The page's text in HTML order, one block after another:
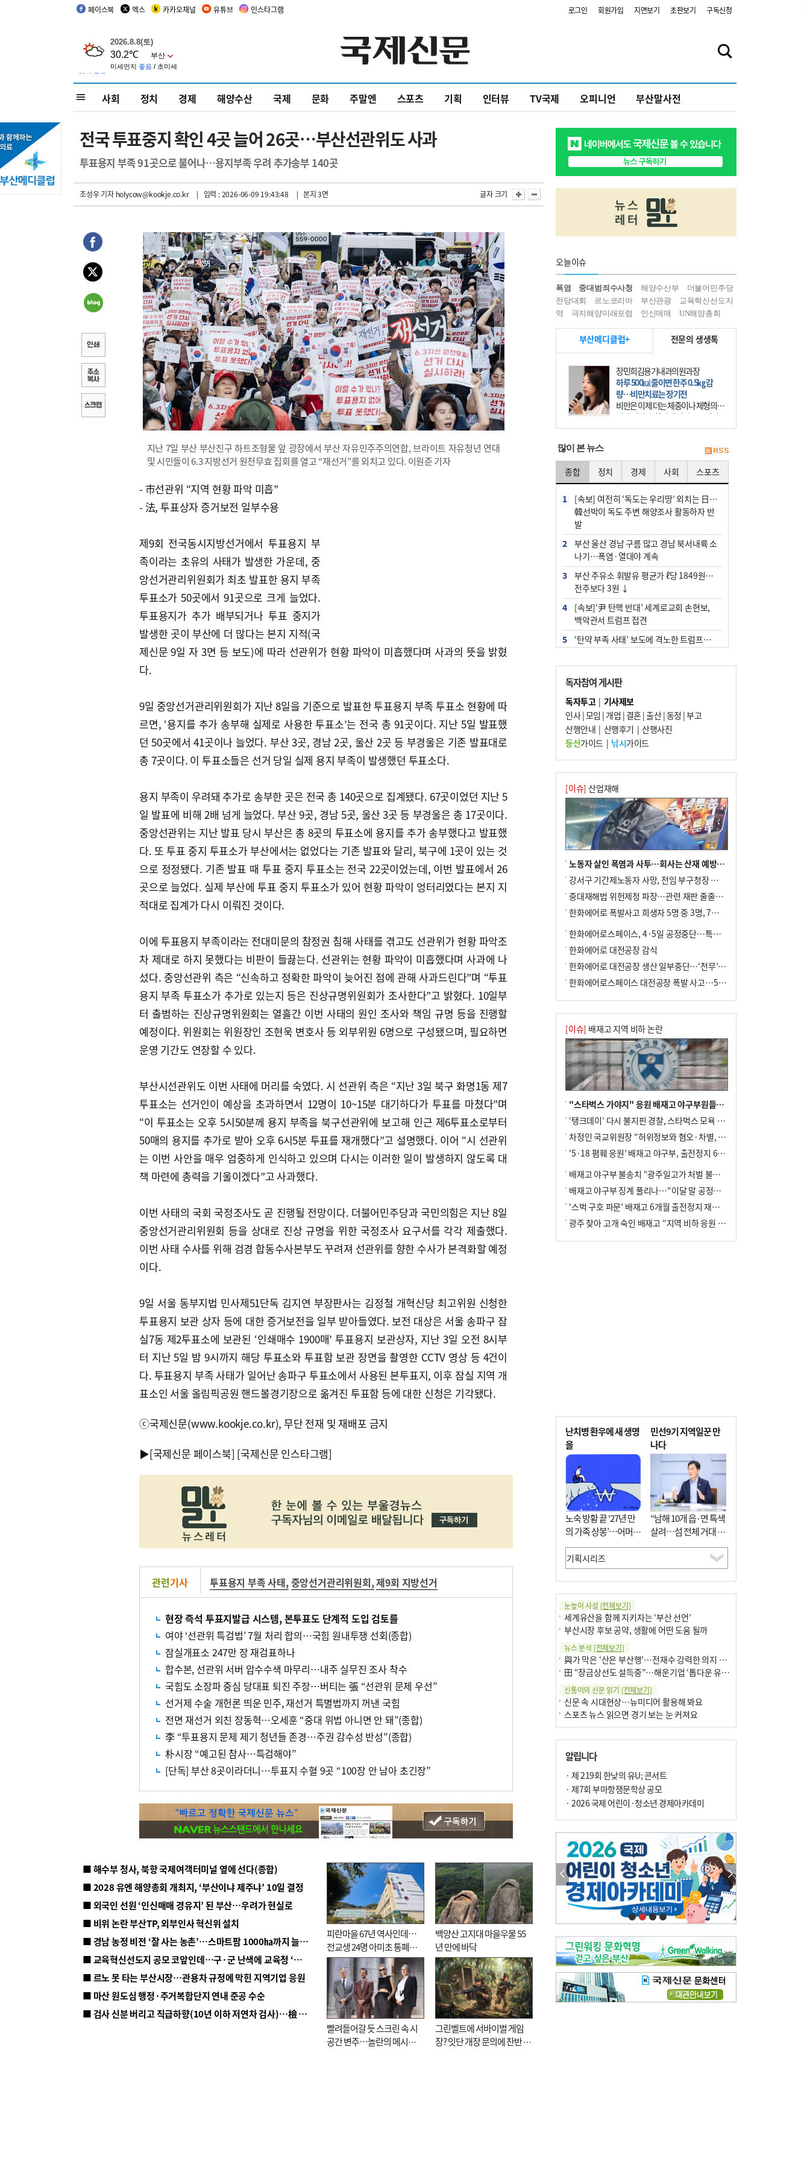
페이스북 엑스 카카오채널 유튜브 인스타그램 로그인 회원가입 지면보기 초판보기 구독신청
사회 정치 경제 해양수산 국제 문화 주말엔 스포츠 기획 인터뷰 TV국제 오피니언 부산말사전
전국 투표중지 확인 4곳 늘어 26곳…부산선관위도 사과
투표용지 부족 91곳으로 불어나…용지부족 우려 추가송부 140곳
조성우 기자holycow@kookje.co.kr | 입력 : 2026-06-09 19:43:48 | 본지 3면 글자 크기
지난 7일 부산 부산진구 하트조형물 앞 광장에서 부산 자유민주주의연합, 브라이트 자유청년 연대
및 시민들이 6.3 지방선거 원천무효 집회를 열고 “재선거”를 외치고 있다. 이원준 기자
- 市선관위 “지역 현황 파악 미흡”
- 法, 투표상자 증거보전 일부수용
제9회 전국동시지방선거에서 투표용지 부
족이라는 초유의 사태가 발생한 가운데, 중
앙선거관리위원회가 최초 발표한 용지 부족
투표소가 50곳에서 91곳으로 크게 늘었다.
투표용지가 추가 배부되거나 투표 중지가
발생한 곳이 부산에 더 많다는 본지 지적(국
제신문 9일 자 3면 등 보도)에 따라 선관위가 현황 파악이 미흡했다며 사과의 뜻을 밝혔
다.
9일 중앙선거관리위원회가 지난 8일을 기준으로 발표한 투표용지 부족 투표소 현황에 따
르면, ‘용지를 추가 송부해 실제로 사용한 투표소’는 전국 총 91곳이다. 지난 5일 발표했
던 50곳에서 41곳이나 늘었다. 부산 3곳, 경남 2곳, 울산 2곳 등 부경울은 기존 발표대로
총 7곳이다. 이 투표소들은 선거 당일 실제 용지 부족이 발생했던 투표소다.
용지 부족이 우려돼 추가로 송부한 곳은 전국 총 140곳으로 집계됐다. 67곳이었던 지난 5
일 발표에 비해 2배 넘게 늘었다. 부산 9곳, 경남 5곳, 울산 3곳 등 부경울은 총 17곳이다.
중앙선관위는 지난 발표 당시 부산은 총 8곳의 투표소에 용지를 추가 송부했다고 발표했
다. 또 투표 중지 투표소가 부산에서는 없었다는 기존 발표와 달리, 북구에 1곳이 있는 것
으로 정정됐다. 기존 발표 때 투표 중지 투표소는 전국 22곳이었는데, 이번 발표에서 26
곳으로 늘었다. 실제 부산에 투표 중지 투표소가 있어 현황 파악이 엉터리였다는 본지 지
적대로 집계가 다시 이뤄진 것이다.
이에 투표용지 부족이라는 전대미문의 참정권 침해 사태를 겪고도 선관위가 현황 파악조
차 제대로 하지 못했다는 비판이 들끓는다. 선관위는 현황 파악이 미흡했다며 사과에 나
섰다. 중앙선관위 측은 “신속하고 정확한 파악이 늦어진 점에 관해 사과드린다”며 “투표
용지 부족 투표소가 추가로 있는지 등은 진상규명위원회가 조사한다”고 밝혔다. 10일부
터 출범하는 진상규명위원회는 열흘간 이번 사태의 원인 조사와 책임 규명 등을 진행할
예정이다. 위원회는 위원장인 조현욱 변호사 등 외부위원 6명으로 구성됐으며, 필요하면
운영 기간도 연장할 수 있다.
부산시선관위도 이번 사태에 머리를 숙였다. 시 선관위 측은 “지난 3일 북구 화명1동 제7
투표소는 선거인이 예상을 초과하면서 12명이 10~15분 대기하다가 투표를 마쳤다”며
“이 투표소는 오후 5시50분께 용지 부족을 북구선관위에 보고해 인근 제6투표소로부터
50매의 용지를 추가로 받아 오후 6시5분 투표를 재개했다”고 설명했다. 이어 “시 선관위
는 이번 사안을 매우 엄중하게 인식하고 있으며 다시는 이러한 일이 발생하지 않도록 대
책 마련에 총력을 기울이겠다”고 사과했다.
이번 사태의 국회 국정조사도 곧 진행될 전망이다. 더불어민주당과 국민의힘은 지난 8일
중앙선거관리위원회 등을 상대로 진상 규명을 위한 국정조사 요구서를 각각 제출했다.
이번 사태 수사를 위해 검경 합동수사본부도 꾸려져 선관위를 향한 수사가 본격화할 예정
이다.
9일 서울 동부지법 민사제51단독 김지연 부장판사는 김정철 개혁신당 최고위원 신청한
투표용지 보관 상자 등에 대한 증거보전을 일부 받아들였다. 보전 대상은 서울 송파구 잠
실7동 제2투표소에 보관된 ‘인쇄매수 1900매’ 투표용지 보관상자, 지난 3일 오전 8시부
터 지난 5일 밤 9시까지 해당 투표소와 투표함 보관 장면을 촬영한 CCTV 영상 등 4건이
다. 투표용지 부족 사태가 일어난 송파구 투표소에서 사용된 본투표지, 이후 잠실 지역 개
표소인 서울 올림픽공원 핸드볼경기장으로 옮겨진 투표함 등에 대한 신청은 기각됐다.
ⓒ국제신문(www.kookje.co.kr), 무단 전재 및 재배포 금지
▶[국제신문 페이스북] [국제신문 인스타그램]
관련기사 투표용지 부족 사태,중앙선거관리위원회,제9회 지방선거
현장 즉석 투표지발급 시스템, 본투표도 단계적 도입 검토를
여야 ‘선관위 특검법’ 7월 처리 합의…국힘 원내투쟁 선회(종합)
잠실개표소 247만 장 재검표하나
합수본, 선관위 서버 압수수색 마무리…내주 실무진 조사 착수
국힘도 소장파 중심 당대표 퇴진 주장…버티는 張 “선관위 문제 우선”
선거제 수술 개헌론 띄운 민주, 재선거 특별법까지 꺼낸 국힘
전면 재선거 외친 장동혁…오세훈 “중대 위법 아니면 안 돼”(종합)
李 “투표용지 문제 제기 청년들 존경…주권 감수성 반성”(종합)
朴시장 “예고된 참사…특검해야”
[단독] 부산 8곳이라더니…투표지 수혈 9곳 “100장 안 남아 초긴장”
■ 해수부 청사, 북항 국제여객터미널 옆에 선다(종합)
■ 2028 유엔 해양총회 개최지, ‘부산이냐 제주냐’ 10일 결정
■ 외국인 선원 ‘인신매매 경유지’ 된 부산…우려가 현실로
■ 비위 논란 부산TP, 외부인사 혁신위 설치
■ 경남 농정 비전 ‘잘 사는 농촌’…스마트팜 1000㏊까지 늘린다
■ 교육혁신선도지 공모 코앞인데…구·군 난색에 교육청 ‘쩔쩔’
■ 르노 못 타는 부산시장…관용차 규정에 막힌 지역기업 응원
■ 마산 원도심 행정·주거복합단지 연내 준공 수순
■ 검사 신분 버리고 직급하향(10년 이하 저연차 검사)…檢 중수청행 기피
피란마을 67년 역사인데…
전교생 24명 아미초 통폐합
기로
백양산 고지대 마을우물 55
년 만에 바닥
빨려들어갈 듯 스크린 속 시
공간 변주…놀란의 메시지
그린벨트에 서바이벌 게임
장? 잇단 개장 문의에 찬반 논
오늘이슈
폭염 중대범죄수사청 해양수산부
더불어민주당
전당대회
르노코리아 부산관광
교육혁신선도지
역
극지해양미래포럼 인신매매 UN해양총회
부산메디클럽+ 전문의 생생톡
장민희김용기내과의원과장
하루 500㎉ 줄이면 한주 0.5㎏ 감
량…비만치료는 장기전
비만은 이제 더는 체중이나 체형의 문
제가 아니다. 하나의 질병으로 인지
하고 치료와 관리를 해야 한다. 세계
많이 본 뉴스
종합 정치 경제 사회 스포츠
1
[속보] 여전히 ‘독도는 우리땅’ 외치는 日…
韓선박이 독도 주변 해양조사 활동하자 반
발
2
부산 울산 경남 구름 많고 경남 북서내륙 소
나기…폭염·열대야 계속
3
부산 주유소 휘발유 평균가 ℓ당 1849원…
전주보다 3원 ↓
4
[속보]‘尹 탄핵 반대’ 세계로교회 손현보,
백악관서 트럼프 접견
5
‘탄약 부족 사태’ 보도에 격노한 트럼프…
과…“현재는 부적절 행위 없어”
7
"올해 코스피 사이드카 43회 중 25회는 삼
전닉스 ETF 이후 발생"
8
서울 중랑구서 흉기 난동…60대 남성 2명
사망
10 노후 상수도관 파열에 폭염 속 사상구 2300
여 가구 6시간 단수
독자참여 게시판
독자투고| 기사제보
인사|모임 | 개업 | 결혼|출산|동정 |부고
산행안내 | 산행후기 | 산행사진
등산가이드| 낚시가이드
[이슈] 산업재해
노동자 살인 폭염과 사투…회사는 산재 예방·전기료 절감 전력
강서구 기간제노동자 사망, 전임 부구청장 檢 송치
중대재해법 위헌제청 파장…관련 재판 줄줄이 브레이크
한화에어로 폭발사고 희생자 5명 중 3명, 7일 영면
한화에어로스페이스, 4·5일 공정중단…특별 안전점검
한화에어로 대전공장 감식
한화에어로 대전공장 생산 일부중단…‘천무’ 수출 비상
한화에어로스페이스 대전공장 폭발 사고…5명 사망·2명 부상(종합)
[이슈] 배재고 지역 비하 논란
"스타벅스 가야지" 응원 배재고 야구부원들, 학교서 징계 처분
‘탱크데이’ 다시 불지핀 경찰, 스타벅스 모욕 혐의 압수수색
차정인 국교위원장 “허위정보와 혐오·차별, 학교 교실까지 유입"
‘5·18 폄훼 응원’ 배재고 야구부, 출전정지 6개월→1개월 감경
배재고 야구부 불송치 “광주일고가 처벌 불원 의사 표해”
배재고 야구부 징계 풀리나…“이달 말 공정위서 재심의”
‘스벅 구호 파문’ 배재고 6개월 출전정지 재심 신청키로
광주 찾아 고개 숙인 배재고 “지역 비하 응원 잘못”(종합)
난치병 환우에 새 생명
을
노숙 방황 끝 ‘27년 만
의 가족 상봉’…어머니
와 행복 꿈꿔
민선9기 지역일꾼 만
나다
“남해 10개 읍·면 특색
살려…섬 전체 거대 정
원으로 조성”
눈높이 사설 [전체보기]
세계유산을 함께 지키자는 ‘부산 선언’
부산시장 후보 공약, 생활에 어떤 도움 될까
뉴스 분석 [전체보기]
與가 막은 ‘산은 부산행’…전재수 강력한 의지 표명 없인 공염불
田 “장금상선도 설득중”…해운기업 ‘톱다운 유치전’ 가속
신통이의 신문 읽기 [전체보기]
신문 속 시대현상…뉴미디어 활용해 봐요
스포츠 뉴스 읽으면 경기 보는 눈 커져요
구·군 승진 축하화분 관행 없애자니 소상공인 울상
팩트체크[전체보기]
의령 한우산 털중나리
한 손 뉴스[전체보기]
시민이 개발한 폭염 대응 앱 ‘그늘로’ 길안내 지도 등 인기
골목 맛집 발굴 고메 셀렉션…부산시, 페스티벌 시월 연계
오늘의 날씨-[전체보기]
오늘의 날씨- 2026년 8월 7일
오늘의 날씨- 2026년 8월 6일
우리 결혼해요-[전체보기]
우리 결혼해요- 김홍윤·정세빈 커플
알립니다
· 제 219회 한낮의 유U; 콘서트
· 제7회 부마항쟁문학상 공모
· 2026 국제 어린이·청소년 경제아카데미